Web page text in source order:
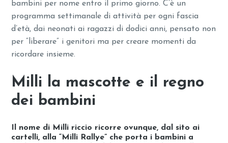
bambini per nome entro il primo giorno. C’è un
programma settimanale di attività per ogni fascia
d’età, dai neonati ai ragazzi di dodici anni, pensato non
per “liberare” i genitori ma per creare momenti da
ricordare insieme.
Milli la mascotte e il regno
dei bambini
Il nome di Milli riccio ricorre ovunque, dal sito ai
cartelli, alla “Milli Rallye” che porta i bambini a